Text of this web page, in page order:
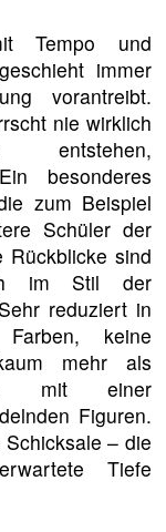
Tempo und
immer
vorantreibt.
nie wirklich
entstehen,
besonderes
zum Beispiel
Schüler der
Rückblicke sind
im Stil der
reduziert in
keine
mehr als
mit einer
Figuren.
– die
Tiefe